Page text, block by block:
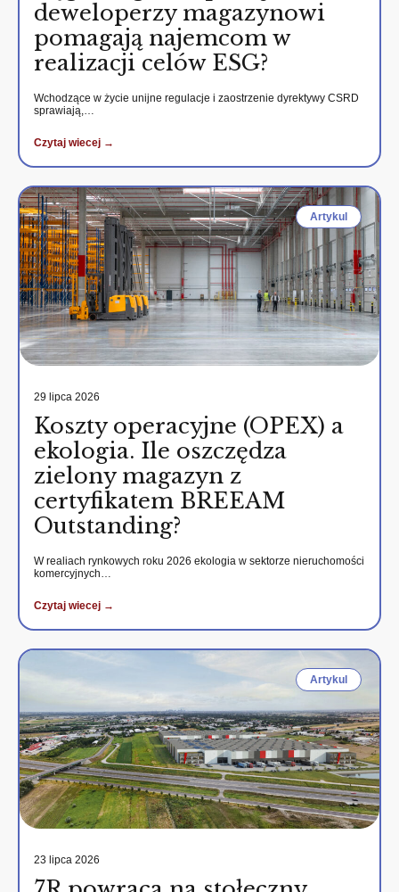
deweloperzy magazynowi
pomagają najemcom w
realizacji celów ESG?
Wchodzące w życie unijne regulacje i zaostrzenie dyrektywy CSRD
sprawiają,…
Czytaj wiecej →
Artykul
29 lipca 2026
Koszty operacyjne (OPEX) a
ekologia. Ile oszczędza
zielony magazyn z
certyfikatem BREEAM
Outstanding?
W realiach rynkowych roku 2026 ekologia w sektorze nieruchomości
komercyjnych…
Czytaj wiecej →
Artykul
23 lipca 2026